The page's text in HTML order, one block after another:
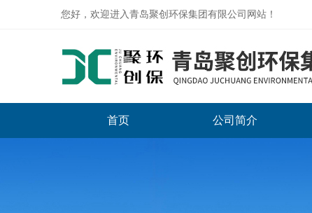
您好，欢迎进入青岛聚创环保集团有限公司网站！
首页 公司简介